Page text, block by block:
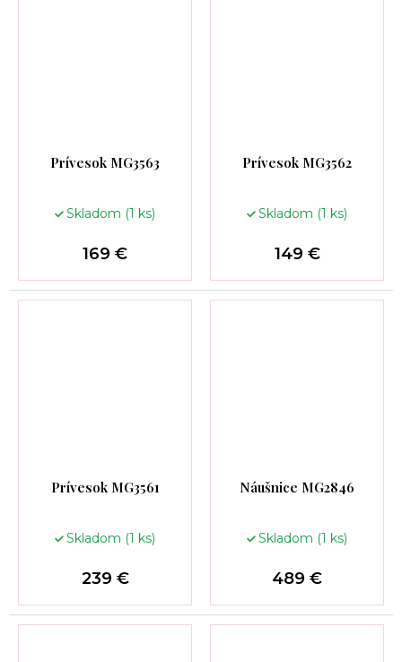
Prívesok MG3563
Skladom (1 ks)
169 €
Prívesok MG3562
Skladom (1 ks)
149 €
Prívesok MG3561
Skladom (1 ks)
239 €
Náušnice MG2846
Skladom (1 ks)
489 €